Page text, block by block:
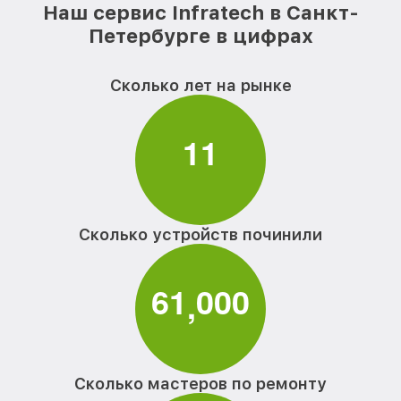
Наш сервис Infratech в Санкт-
Петербурге в цифрах
Сколько лет на рынке
11
Сколько устройств починили
61,000
Сколько мастеров по ремонту